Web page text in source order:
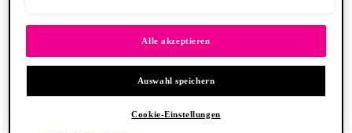
PINSEL & TOOLS
Alle anzeigen PINSEL & TOOLS
Foundation Pinsel
Lidschatten Pinsel
Glitzer
Makeup Schwämme
Alle akzeptieren
Auswahl speichern
Cookie-Einstellungen